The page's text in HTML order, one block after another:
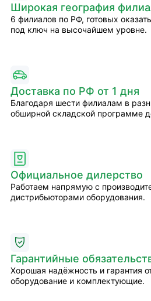
Широкая география
6 филиалов по РФ, готовых
под ключ на высочайшем уровне.
Доставка по РФ от 1 дня
Благодаря шести филиалам в
обширной складской программе
Официальное дилерство
Работаем напрямую с
дистрибьюторами оборудования.
Гарантийные
Хорошая надёжность и гарантия
оборудование и комплектующие.